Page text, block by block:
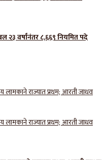
२३ वर्षांनंतर ८,६६९ नियमित पदे